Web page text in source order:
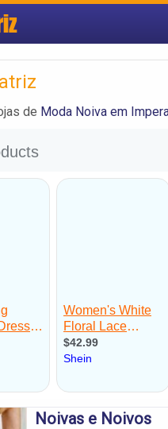
de Moda Noiva em
Noivas e Noivos